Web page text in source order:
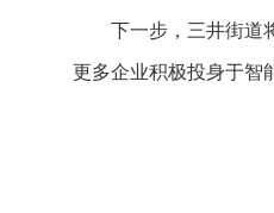
下一步，三井街道
更多企业积极投身于智